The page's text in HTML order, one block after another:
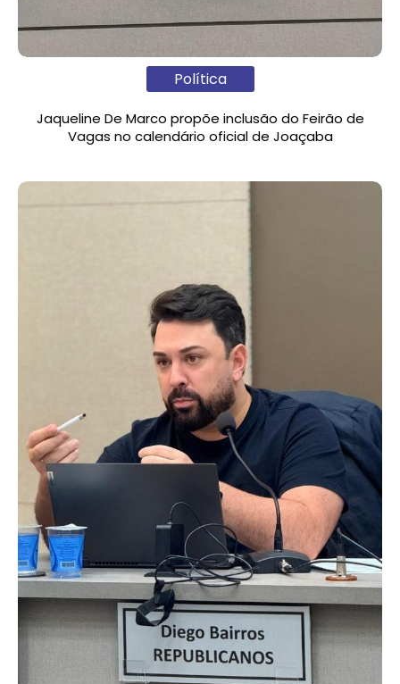
Política
Jaqueline De Marco propõe inclusão do Feirão de
Vagas no calendário oficial de Joaçaba